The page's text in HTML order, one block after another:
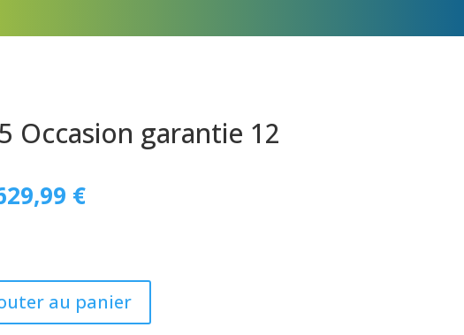
Occasion garantie 12
€.
€Le
prix
629,99 €.
au panier